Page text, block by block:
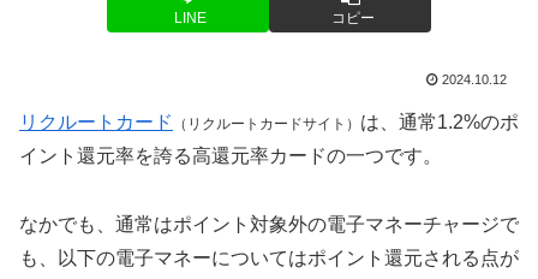
LINE コピー
2024.10.12
リクルートカード （リクルートカードサイト） は、通常1.2%のポ
イント還元率を誇る高還元率カードの一つです。
なかでも、通常はポイント対象外の電子マネーチャージで
も、以下の電子マネーについてはポイント還元される点が